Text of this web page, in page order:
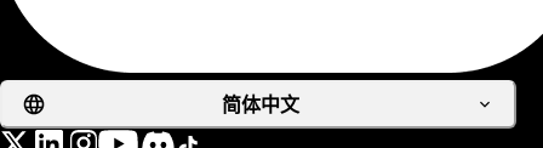
简体中文